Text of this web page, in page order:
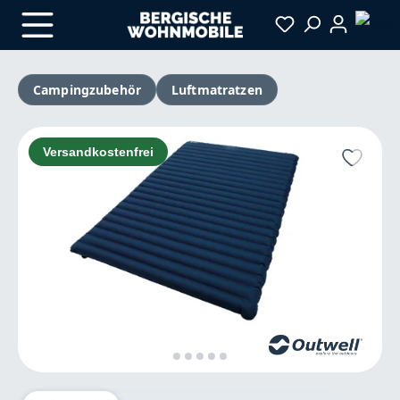
Zum Hauptinhalt springen
Campingzubehör
Luftmatratzen
Bildergalerie überspringen
Versandkostenfrei